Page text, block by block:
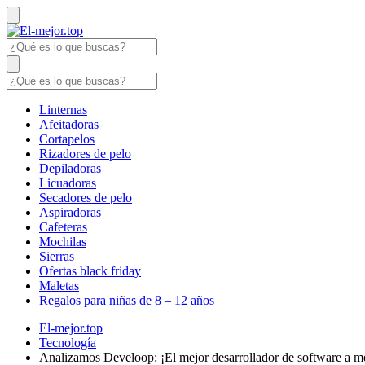
Linternas
Afeitadoras
Cortapelos
Rizadores de pelo
Depiladoras
Licuadoras
Secadores de pelo
Aspiradoras
Cafeteras
Mochilas
Sierras
Ofertas black friday
Maletas
Regalos para niñas de 8 – 12 años
El-mejor.top
Tecnología
Analizamos Develoop: ¡El mejor desarrollador de software a